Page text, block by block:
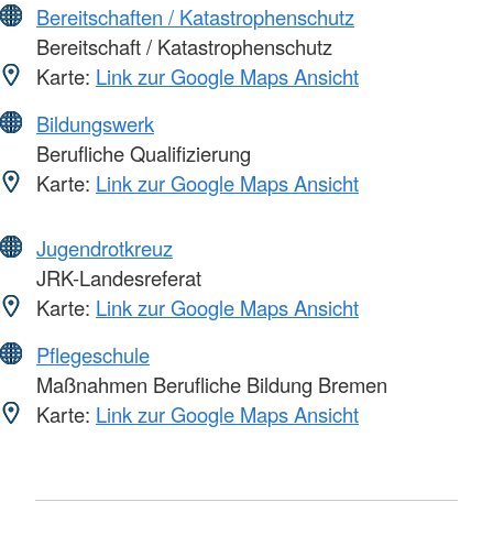
Bereitschaften / Katastrophenschutz
Bereitschaft / Katastrophenschutz
Karte: Link zur Google Maps Ansicht
Bildungswerk
Berufliche Qualifizierung
Karte: Link zur Google Maps Ansicht
Jugendrotkreuz
JRK-Landesreferat
Karte: Link zur Google Maps Ansicht
Pflegeschule
Maßnahmen Berufliche Bildung Bremen
Karte: Link zur Google Maps Ansicht